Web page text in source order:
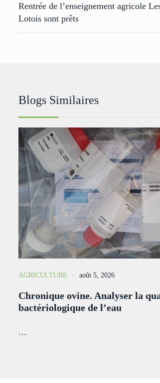
Rentrée de l’enseignement agricole
Lotois sont prêts
Blogs Similaires
AGRICULTURE août 5, 2026
Chronique ovine. Analyser la
bactériologique de l’eau
…